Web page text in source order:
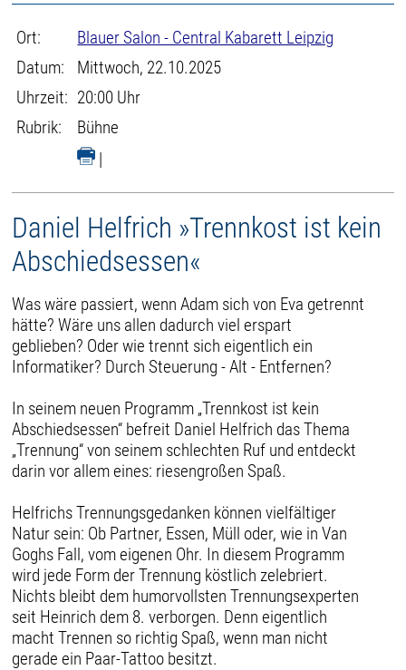
Ort:
Blauer Salon - Central Kabarett Leipzig
Datum:
Mittwoch, 22.10.2025
Uhrzeit: 20:00 Uhr
Rubrik:
Bühne
|
Daniel Helfrich »Trennkost ist kein
Abschiedsessen«
Was wäre passiert, wenn Adam sich von Eva getrennt
hätte? Wäre uns allen dadurch viel erspart
geblieben? Oder wie trennt sich eigentlich ein
Informatiker? Durch Steuerung - Alt - Entfernen?
In seinem neuen Programm „Trennkost ist kein
Abschiedsessen“ befreit Daniel Helfrich das Thema
„Trennung“ von seinem schlechten Ruf und entdeckt
darin vor allem eines: riesengroßen Spaß.
Helfrichs Trennungsgedanken können vielfältiger
Natur sein: Ob Partner, Essen, Müll oder, wie in Van
Goghs Fall, vom eigenen Ohr. In diesem Programm
wird jede Form der Trennung köstlich zelebriert.
Nichts bleibt dem humorvollsten Trennungsexperten
seit Heinrich dem 8. verborgen. Denn eigentlich
macht Trennen so richtig Spaß, wenn man nicht
gerade ein Paar-Tattoo besitzt.